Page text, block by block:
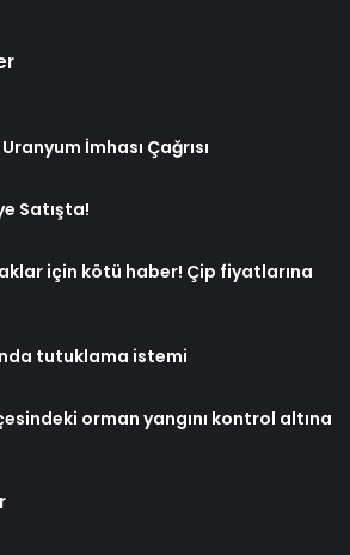
İmhası Çağrısı
Satışta!
için kötü haber! Çip fiyatlarına
tutuklama istemi
orman yangını kontrol altına